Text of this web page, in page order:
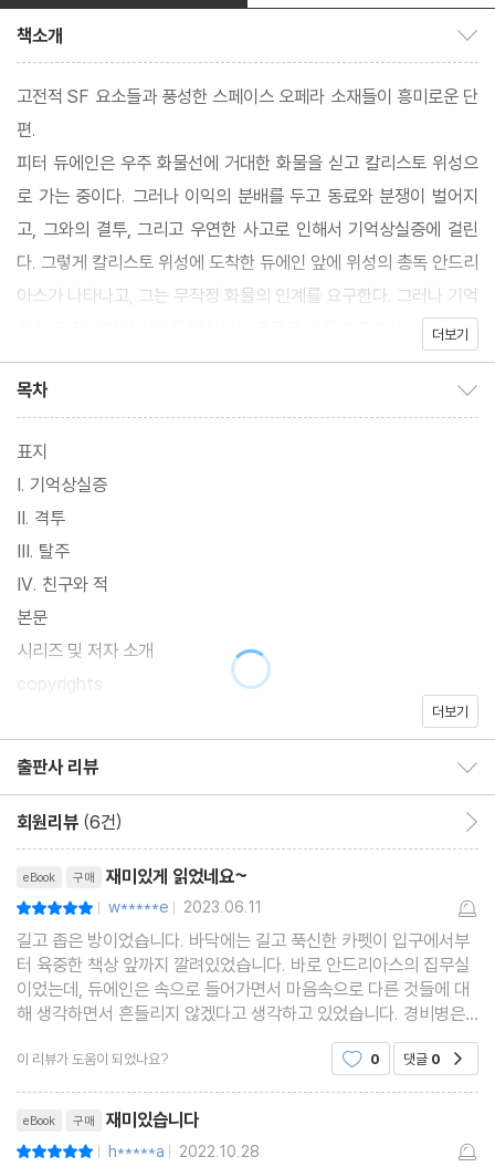
책소개
고전적 SF 요소들과 풍성한 스페이스 오페라 소재들이 흥미로운 단
편.
피터 듀에인은 우주 화물선에 거대한 화물을 싣고 칼리스토 위성으
로 가는 중이다. 그러나 이익의 분배를 두고 동료와 분쟁이 벌어지
고, 그와의 결투, 그리고 우연한 사고로 인해서 기억상실증에 걸린
다. 그렇게 칼리스토 위성에 도착한 듀에인 앞에 위성의 총독 안드리
아스가 나타나고, 그는 무작정 화물의 인계를 요구한다. 그러나 기억
더보기
목차
표지
I. 기억상실증
II. 격투
III. 탈주
IV. 친구와 적
본문
시리즈 및 저자 소개
copyrights
더보기
출판사 리뷰
회원리뷰 (6건)
eBook 구매 재미있게 읽었네요~
| w*****e | 2023.06.11
길고 좁은 방이었습니다. 바닥에는 길고 푹신한 카펫이 입구에서부
터 육중한 책상 앞까지 깔려있었습니다. 바로 안드리아스의 집무실
이었는데, 듀에인은 속으로 들어가면서 마음속으로 다른 것들에 대
해 생각하면서 흔들리지 않겠다고 생각하고 있었습니다. 경비병은
입구 앞에서 차여자세로 서있었고, 이윽고 안드리아스가 그에게 손
이 리뷰가 도움이 되었나요? 0 댓글 0
eBook 구매 재미있습니다
| h*****a | 2022.10.28